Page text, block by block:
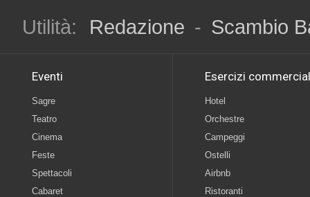
Utilità:
Redazione - Scambio
Eventi
Sagre
Teatro
Cinema
Feste
Spettacoli
Cabaret
Esercizi
Hotel
Orchestre
Campeggi
Ostelli
Airbnb
Ristoranti